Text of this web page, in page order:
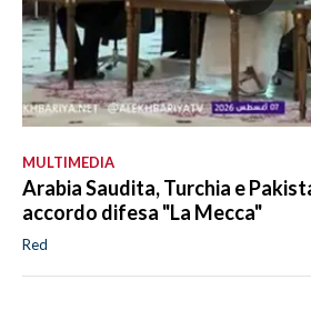
MULTIMEDIA
Arabia Saudita, Turchia e
accordo difesa "La Mecca"
Red